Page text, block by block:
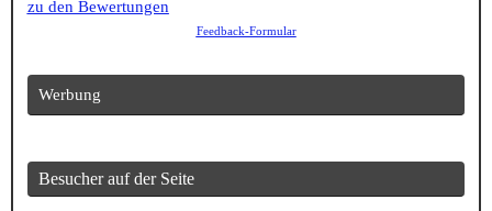
rating
12.345
ratings
zu den Bewertungen
Feedback-Formular
Werbung
Besucher auf der Seite